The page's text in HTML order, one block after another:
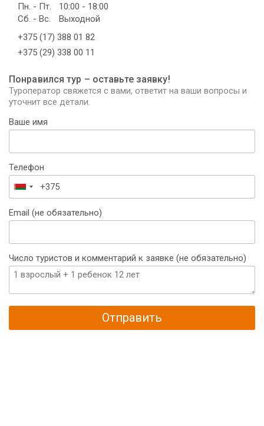
Пн. - Пт.
10:00 - 18:00
Сб. - Вс.
Выходной
+375 (17) 388 01 82
+375 (29) 338 00 11
Понравился тур – оставьте заявку!
Туроператор свяжется с вами, ответит на ваши вопросы и
уточнит все детали.
Ваше имя
Телефон
Беларусь
+375
Email (не обязательно)
Число туристов и комментарий к заявке (не обязательно)
Отправить